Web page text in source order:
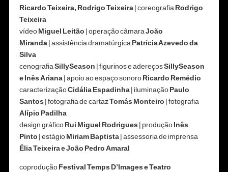
RicardoTeixeira, Rodrigo Teixeira| coreografia Rodrigo
Teixeira
vídeoMiguel Leitão | operação câmaraJoão
Miranda| assistência dramatúrgica Patrícia Azevedo da
Silva
cenografiaSillySeason | figurinos e adereçosSillySeason
e InêsAriana| apoio ao espaço sonoroRicardo Remédio
caracterizaçãoCidália Espadinha| iluminaçãoPaulo
Santos | fotografia de cartazTomás Monteiro | fotografia
Alípio Padilha
design gráficoRui Miguel Rodrigues | produçãoInês
Pinto | estágioMiriam Baptista| assessoria de imprensa
Élia Teixeira e João PedroAmaral
coproduçãoFestival Temps D’Images e Teatro